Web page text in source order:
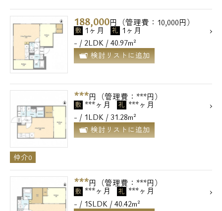
188,000円（管理費：10,000円）
敷 1ヶ月 礼 1ヶ月
- / 2LDK / 40.97m²
検討リストに追加
***円（管理費：***円）
敷 ***ヶ月 礼 ***ヶ月
- / 1LDK / 31.28m²
検討リストに追加
仲介0
***円（管理費：***円）
敷 ***ヶ月 礼 ***ヶ月
- / 1SLDK / 40.42m²